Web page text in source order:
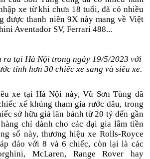
xe từ khi chưa 18 tuổi, đã có nhiều
được thanh niên 9X này mang về Việt
Aventador SV, Ferrari 488...
ra tại Hà Nội trong ngày 19/5/2023 với
tính hơn 30 chiếc xe sang và siêu xe.
xe tại Hà Nội này, Vũ Sơn Tùng đã
xế khủng tham gia rước dâu, trong
sở hữu giá lăn bánh từ 20 tỷ đến gần
chỉ dành cho các đại gia lắm tiền
số này, thương hiệu xe Rolls-Royce
đảo với 8 và 6 chiếc, còn lại là các
McLaren, Range Rover hay